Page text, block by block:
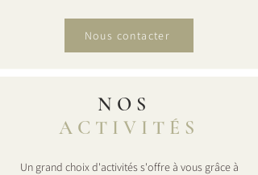
Nous contacter
NOS
ACTIVITÉS
Un grand choix d'activités s'offre à vous grâce à